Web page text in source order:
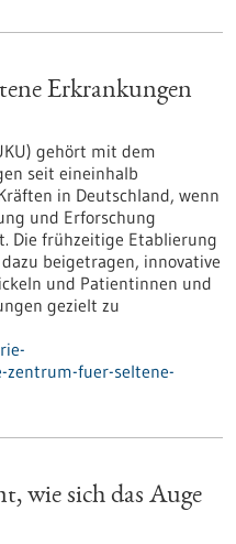
Erkrankungen
gehört mit dem
seit eineinhalb
in Deutschland, wenn
und Erforschung
Die frühzeitige Etablierung
beigetragen, innovative
und Patientinnen und
gezielt zu
fuer-seltene-
wie sich das Auge